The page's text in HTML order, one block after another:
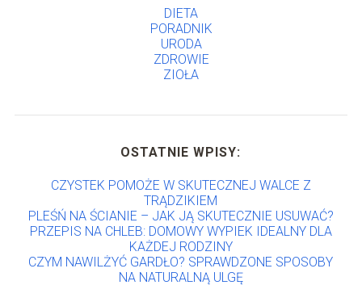
DIETA
PORADNIK
URODA
ZDROWIE
ZIOŁA
OSTATNIE WPISY:
CZYSTEK POMOŻE W SKUTECZNEJ WALCE Z
TRĄDZIKIEM
PLEŚŃ NA ŚCIANIE – JAK JĄ SKUTECZNIE USUWAĆ?
PRZEPIS NA CHLEB: DOMOWY WYPIEK IDEALNY DLA
KAŻDEJ RODZINY
CZYM NAWILŻYĆ GARDŁO? SPRAWDZONE SPOSOBY
NA NATURALNĄ ULGĘ